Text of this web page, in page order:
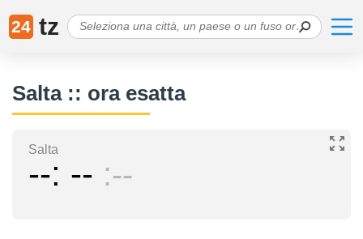
24 tz
Salta :: ora esatta
Salta
-- -- --